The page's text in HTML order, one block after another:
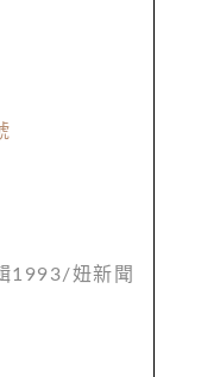
1993/妞新聞